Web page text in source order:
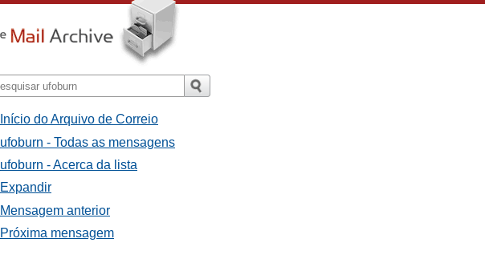
Início do Arquivo de Correio
ufoburn - Todas as mensagens
ufoburn - Acerca da lista
Expandir
Mensagem anterior
Próxima mensagem